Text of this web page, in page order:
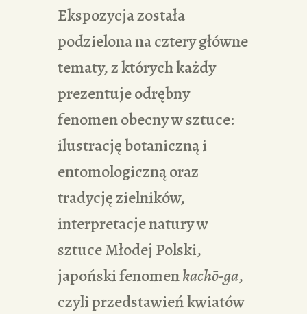
Ekspozycja została
podzielona na cztery główne
tematy, z których każdy
prezentuje odrębny
fenomen obecny w sztuce:
ilustrację botaniczną i
entomologiczną oraz
tradycję zielników,
interpretacje natury w
sztuce Młodej Polski,
japoński fenomenkachō-ga,
czyli przedstawień kwiatów